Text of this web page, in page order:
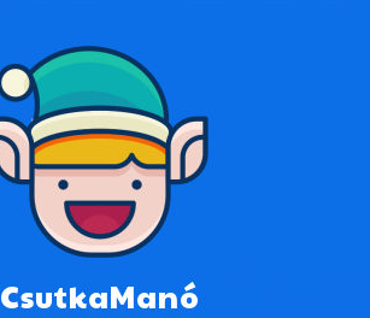
CsutkaManó